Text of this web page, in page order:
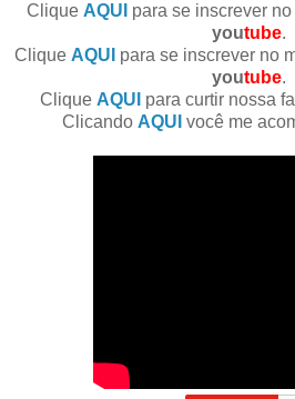
Clique AQUI para se inscrever
youtube.
Clique AQUI para se inscrever no
youtube.
Clique AQUI para curtir nossa
Clicando AQUI você me